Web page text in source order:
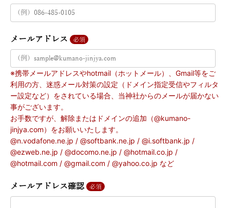
メールアドレス 必須
※携帯メールアドレスやhotmail（ホットメール）、Gmail等をご
利用の方、迷惑メール対策の設定（ドメイン指定受信やフィルタ
ー設定など）をされている場合、当神社からのメールが届かない
事がございます。
お手数ですが、解除またはドメインの追加（@kumano-
jinjya.com）をお願いいたします。
@n.vodafone.ne.jp / @softbank.ne.jp / @i.softbank.jp /
@ezweb.ne.jp / @docomo.ne.jp / @hotmail.co.jp /
@hotmail.com / @gmail.com / @yahoo.co.jp など
メールアドレス確認 必須